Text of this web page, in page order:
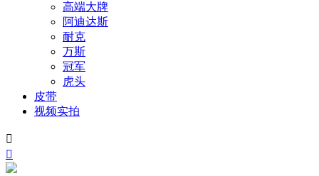
高端大牌
阿迪达斯
耐克
万斯
冠军
虎头
皮带
视频实拍

